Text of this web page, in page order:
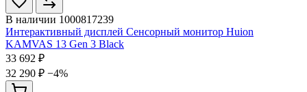
В наличии 1000817239
Интерактивный дисплей Сенсорный монитор Huion
KAMVAS 13 Gen 3 Black
33 692 ₽
32 290 ₽ −4%